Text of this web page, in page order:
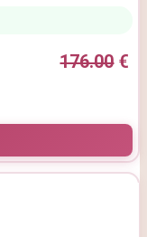
176.00€